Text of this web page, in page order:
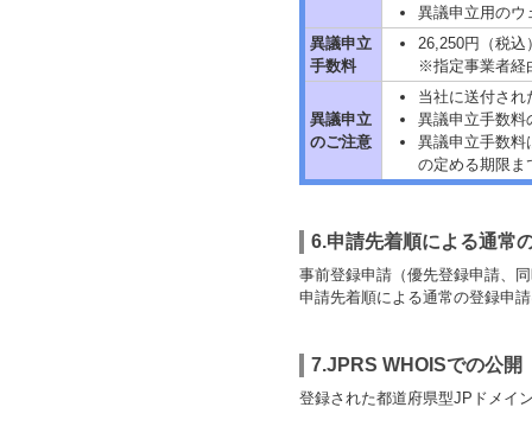
異議申立用のウ
異議申立
手数料
26,250円（税込
※指定事業者経
異議申立
のご注意
当社に送付され
異議申立手数料
異議申立手数料
の定める期限ま
6.申請先着順による通常
事前登録申請（優先登録申請、
申請先着順による通常の登録申
7.JPRS WHOISでの公開
登録された都道府県型JPドメイ